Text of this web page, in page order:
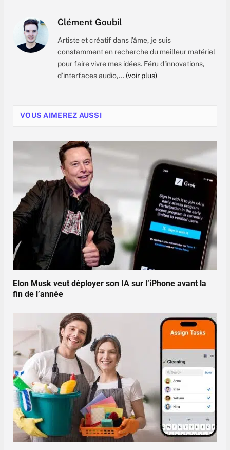
Clément Goubil
Artiste et créatif dans l’âme, je suis
constamment en recherche du meilleur matériel
pour faire vivre mes idées. Féru d'innovations,
d’interfaces audio,... (voir plus)
VOUS AIMEREZ AUSSI
Elon Musk veut déployer son IA sur l’iPhone avant la
fin de l’année